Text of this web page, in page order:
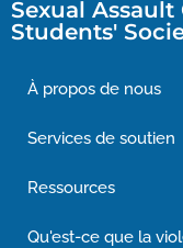
Sexual
Students'
À propos de nous
Services de soutien
Ressources
Qu'est-ce que la